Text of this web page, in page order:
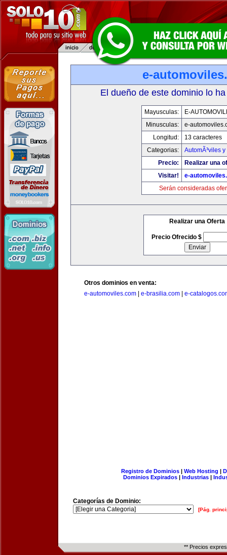
e-
El dueño de este dominio lo
Mayusculas:
E-
Minusculas:
e-
Longitud:
13 caracteres
Categorias:
AutomÃ³viles
Precio:
Realizar una
Visitar!
e-
Serán consideradas
Realizar una Oferta
Precio Ofrecido $
Otros dominios en venta:
e-automoviles.com
e-brasilia.com e-
Registro de Dominios| Web Hosting |
Dominios Expirados | Industrias |
Categorías de Dominio:
[Pág.
** Precios